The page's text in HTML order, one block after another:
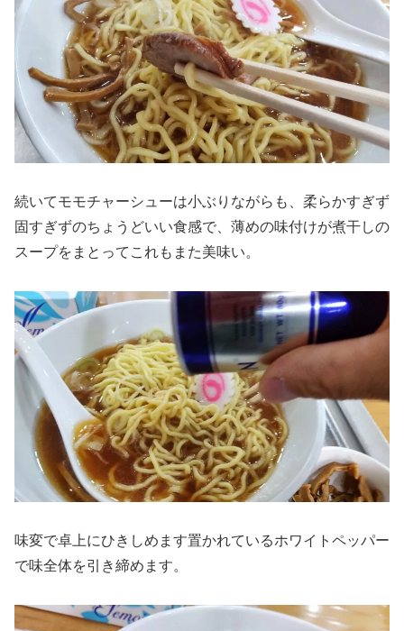
続いてモモチャーシューは小ぶりながらも、柔らかすぎず
固すぎずのちょうどいい食感で、薄めの味付けが煮干しの
スープをまとってこれもまた美味い。
味変で卓上にひきしめます置かれているホワイトペッパー
で味全体を引き締めます。